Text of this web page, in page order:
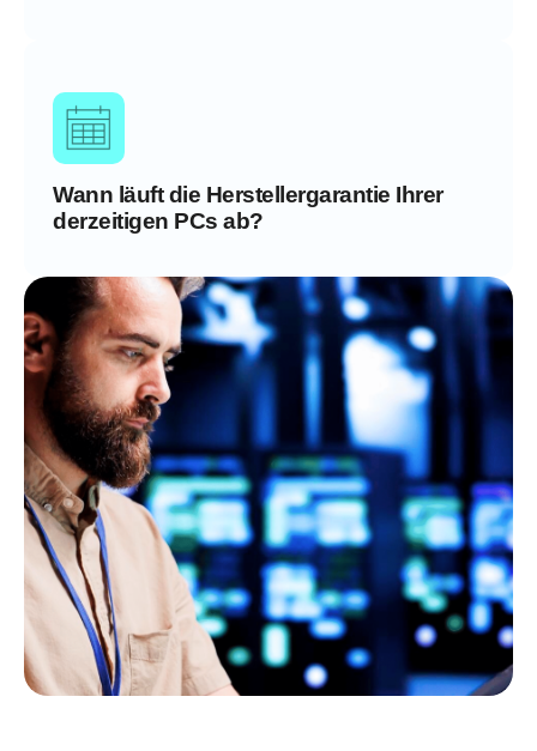
Wann läuft die Herstellergarantie Ihrer
derzeitigen PCs ab?